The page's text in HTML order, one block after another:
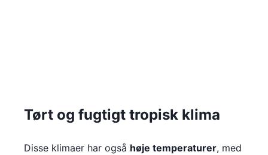
Tørt og fugtigt tropisk klima
Disse klimaer har også høje temperaturer, med